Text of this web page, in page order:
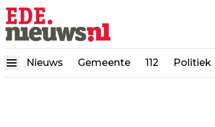
Nieuws Gemeente 112 Politiek